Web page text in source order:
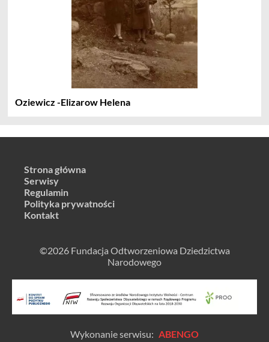
Oziewicz -Elizarow Helena
Strona główna
Serwisy
Regulamin
Polityka prywatności
Kontakt
©2026 Fundacja Odtworzeniowa Dziedzictwa
Narodowego
Wykonanie serwisu: ABENGO